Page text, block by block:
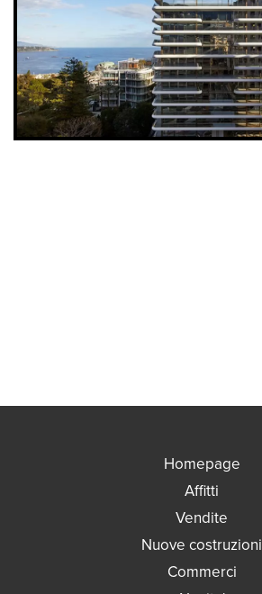
Homepage
Affitti
Vendite
Nuove costruzioni
Commerci